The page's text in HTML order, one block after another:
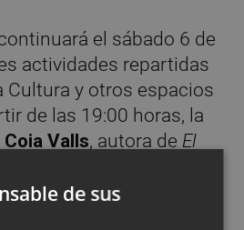
el sábado 6 de
actividades repartidas
Cultura y otros espacios
de las 19:00 horas, la
Coia Valls, autora de El
, autor deLa Lonja de la
en una mesa redonda
de sus